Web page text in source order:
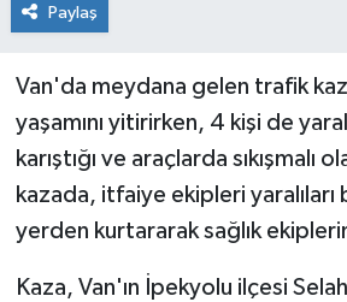
Paylaş
Van'da meydana gelen trafik
yaşamını yitirirken, 4 kişi de
karıştığı ve araçlarda sıkışmalı
kazada, itfaiye ekipleri yaralıları
yerden kurtararak sağlık
Kaza, Van'ın İpekyolu ilçesi